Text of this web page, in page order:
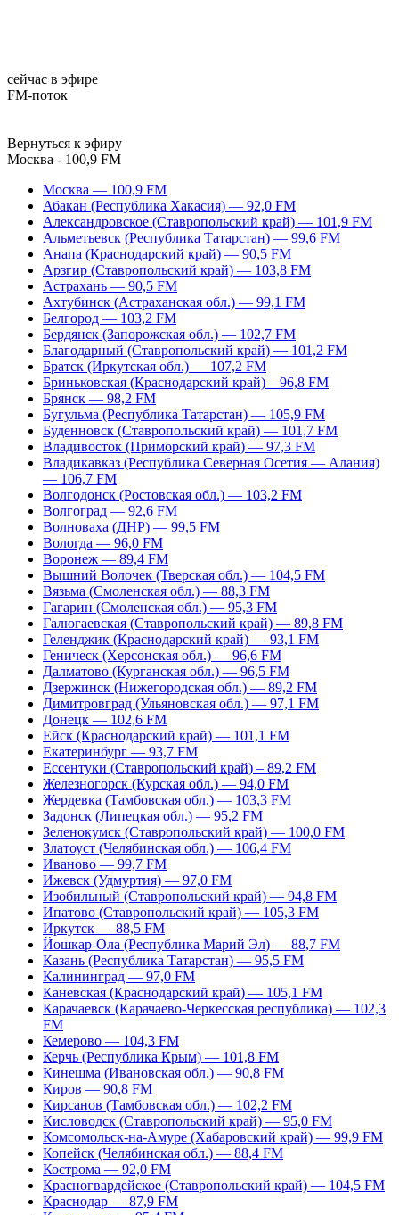
сейчас в эфире
FM-поток
Вернуться к эфиру
Москва - 100,9 FM
Москва — 100,9 FM
Абакан (Республика Хакасия) — 92,0 FM
Александровское (Ставропольский край) — 101,9 FM
Альметьевск (Республика Татарстан) — 99,6 FM
Анапа (Краснодарский край) — 90,5 FM
Арзгир (Ставропольский край) — 103,8 FM
Астрахань — 90,5 FM
Ахтубинск (Астраханская обл.) — 99,1 FM
Белгород — 103,2 FM
Бердянск (Запорожская обл.) — 102,7 FM
Благодарный (Ставропольский край) — 101,2 FM
Братск (Иркутская обл.) — 107,2 FM
Бриньковская (Краснодарский край) – 96,8 FM
Брянск — 98,2 FM
Бугульма (Республика Татарстан) — 105,9 FM
Буденновск (Ставропольский край) — 101,7 FM
Владивосток (Приморский край) — 97,3 FM
Владикавказ (Республика Северная Осетия — Алания)
— 106,7 FM
Волгодонск (Ростовская обл.) — 103,2 FM
Волгоград — 92,6 FM
Волноваха (ДНР) — 99,5 FM
Вологда — 96,0 FM
Воронеж — 89,4 FM
Вышний Волочек (Тверская обл.) — 104,5 FM
Вязьма (Смоленская обл.) — 88,3 FM
Гагарин (Смоленская обл.) — 95,3 FM
Галюгаевская (Ставропольский край) — 89,8 FM
Геленджик (Краснодарский край) — 93,1 FM
Геническ (Херсонская обл.) — 96,6 FM
Далматово (Курганская обл.) — 96,5 FM
Дзержинск (Нижегородская обл.) — 89,2 FM
Димитровград (Ульяновская обл.) — 97,1 FM
Донецк — 102,6 FM
Ейск (Краснодарский край) — 101,1 FM
Екатеринбург — 93,7 FM
Ессентуки (Ставропольский край) – 89,2 FM
Железногорск (Курская обл.) — 94,0 FM
Жердевка (Тамбовская обл.) — 103,3 FM
Задонск (Липецкая обл.) — 95,2 FM
Зеленокумск (Ставропольский край) — 100,0 FM
Златоуст (Челябинская обл.) — 106,4 FM
Иваново — 99,7 FM
Ижевск (Удмуртия) — 97,0 FM
Изобильный (Ставропольский край) — 94,8 FM
Ипатово (Ставропольский край) — 105,3 FM
Иркутск — 88,5 FM
Йошкар-Ола (Республика Марий Эл) — 88,7 FM
Казань (Республика Татарстан) — 95,5 FM
Калининград — 97,0 FM
Каневская (Краснодарский край) — 105,1 FM
Карачаевск (Карачаево-Черкесская республика) — 102,3
FM
Кемерово — 104,3 FM
Керчь (Республика Крым) — 101,8 FM
Кинешма (Ивановская обл.) — 90,8 FM
Киров — 90,8 FM
Кирсанов (Тамбовская обл.) — 102,2 FM
Кисловодск (Ставропольский край) — 95,0 FM
Комсомольск-на-Амуре (Хабаровский край) — 99,9 FM
Копейск (Челябинская обл.) — 88,4 FM
Кострома — 92,0 FM
Красногвардейское (Ставропольский край) — 104,5 FM
Краснодар — 87,9 FM